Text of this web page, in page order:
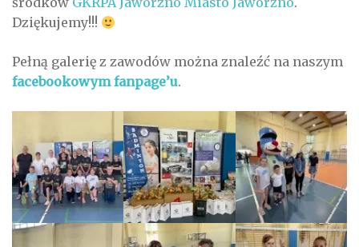
Dziękujemy!!!
Pełną galerię z zawodów można znaleźć na naszym
facebookowym fanpage’u.